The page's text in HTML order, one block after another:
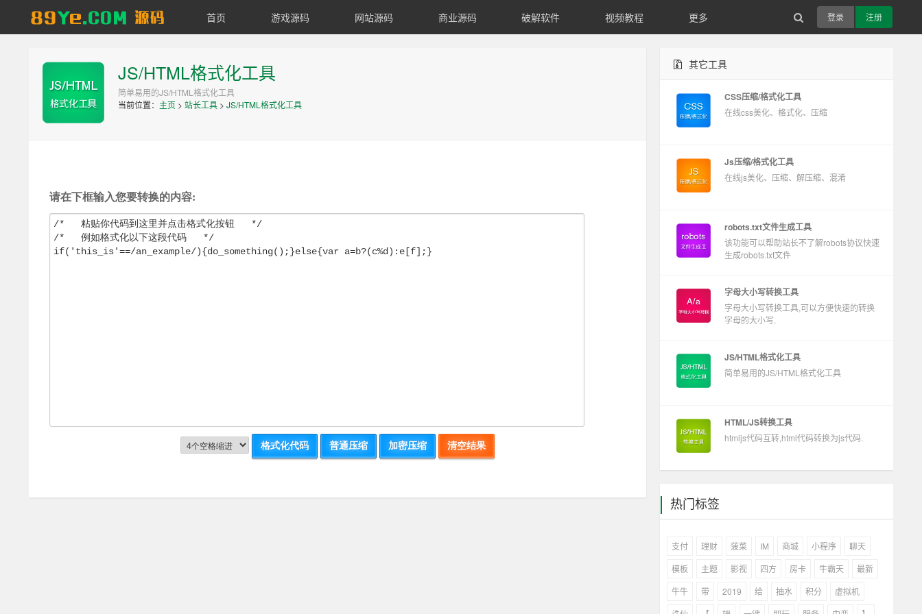
89YE 首页 游戏源码 网站源码 商业源码 破解软件 视频教程 更多 登录 注册
JS/HTML格式化工具
简单易用的JS/HTML格式化工具
当前位置： 主页 > 站长工具 > JS/HTML格式化工具
其它工具
CSS压缩/格式化工具
在线css美化、格式化、压缩
Js压缩/格式化工具
在线js美化、压缩、解压缩、混淆
robots.txt文件生成工具
该功能可以帮助站长不了解robots协议快速
生成robots.txt文件
字母大小写转换工具
字母大小写转换工具,可以方便快速的转换
字母的大小写.
JS/HTML格式化工具
简单易用的JS/HTML格式化工具
HTML/JS转换工具
htmljs代码互转,html代码转换为js代码.
热门标签
支付 理财 菠菜 IM 商城 小程序
聊天
模板
主题 影视 四方 房卡 牛霸天
最新
牛牛
带 2019 给 抽水 积分
虚拟机